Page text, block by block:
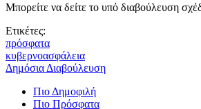
Μπορείτε να δείτε το υπό διαβούλευση
Ετικέτες:
πρόσφατα
κυβερνοασφάλεια
Δημόσια Διαβούλευση
Πιο Δημοφιλή
Πιο Πρόσφατα